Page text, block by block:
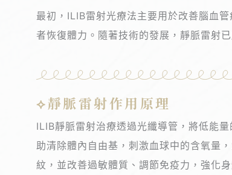
最初，ILIB雷射光療法主要用於改善腦血
者恢復體力。隨著技術的發展，靜脈雷射
⟡靜脈雷射作用原理
ILIB靜脈雷射治療透過光纖導管，將低能
助清除體內自由基，刺激血球中的含氧量
紋，並改善過敏體質、調節免疫力，強化